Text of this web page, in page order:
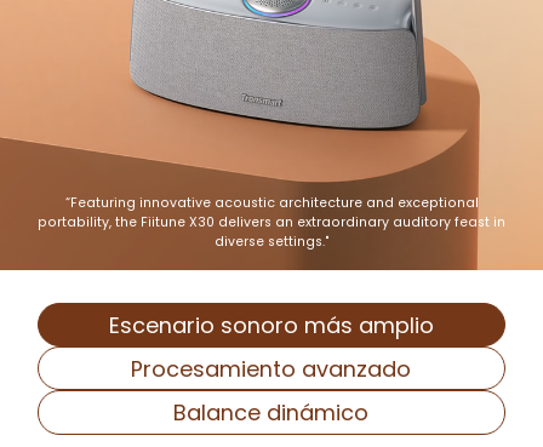
“Featuring innovative acoustic architecture and exceptional
portability, the Fiitune X30 delivers an extraordinary auditory feast in
diverse settings."
Escenario sonoro más amplio
Procesamiento avanzado
Balance dinámico